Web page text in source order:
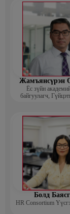
Жамъянсүрэн
Ёс зүйн
байгуулагч,
Болд
HR Consortium